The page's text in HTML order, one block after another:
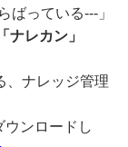
ばっている---」
ナレカン」
、ナレッジ管理
ンロードし